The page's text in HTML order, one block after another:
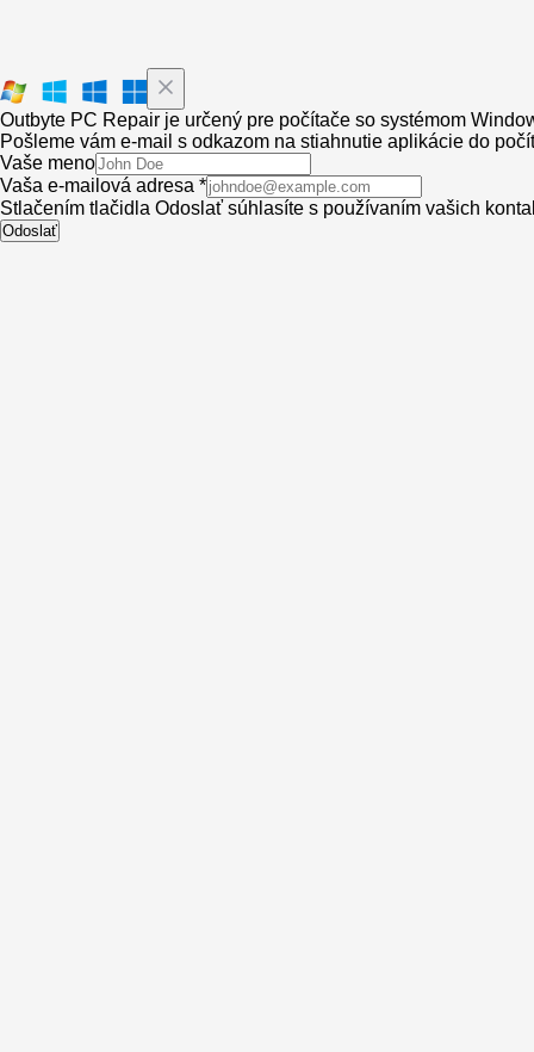
Outbyte PC Repair je určený pre počítače so systémom
Pošleme vám e-mail s odkazom na stiahnutie aplikácie do
Vaše meno
Vaša e-mailová adresa *
Stlačením tlačidla Odoslať súhlasíte s používaním vašich